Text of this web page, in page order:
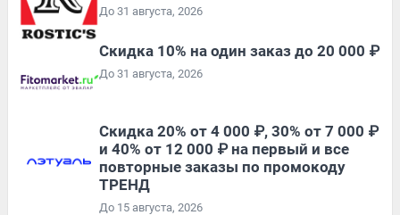
До 31 августа, 2026
Скидка 10% на один заказ до 20 000 ₽
До 31 августа, 2026
Скидка 20% от 4 000 ₽, 30% от 7 000 ₽
и 40% от 12 000 ₽ на первый и все
повторные заказы по промокоду
ТРЕНД
До 15 августа, 2026